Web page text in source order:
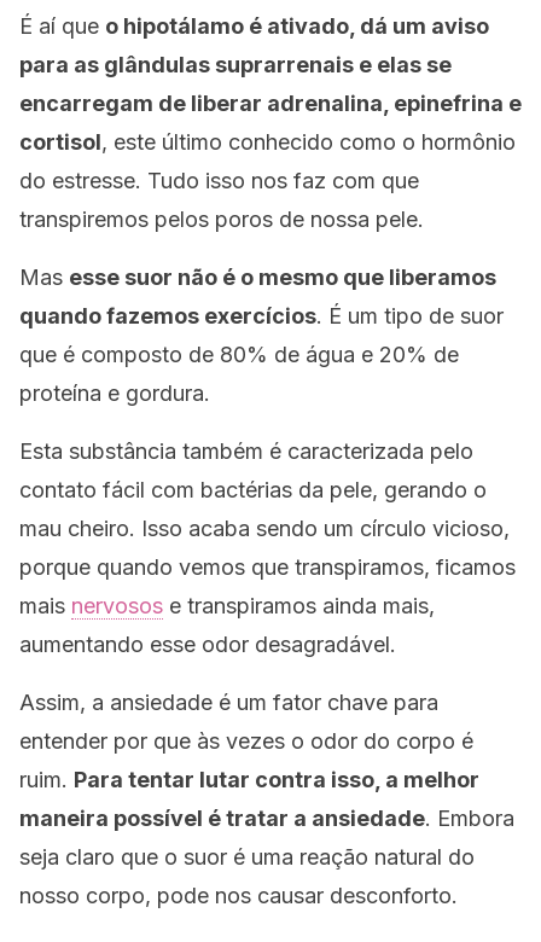
É aí que o hipotálamo é ativado, dá um aviso
para as glândulas suprarrenais e elas se
encarregam de liberar adrenalina, epinefrina e
cortisol, este último conhecido como o hormônio
do estresse. Tudo isso nos faz com que
transpiremos pelos poros de nossa pele.
Mas esse suor não é o mesmo que liberamos
quando fazemos exercícios. É um tipo de suor
que é composto de 80% de água e 20% de
proteína e gordura.
Esta substância também é caracterizada pelo
contato fácil com bactérias da pele, gerando o
mau cheiro. Isso acaba sendo um círculo vicioso,
porque quando vemos que transpiramos, ficamos
mais nervosos e transpiramos ainda mais,
aumentando esse odor desagradável.
Assim, a ansiedade é um fator chave para
entender por que às vezes o odor do corpo é
ruim. Para tentar lutar contra isso, a melhor
maneira possível é tratar a ansiedade. Embora
seja claro que o suor é uma reação natural do
nosso corpo, pode nos causar desconforto.